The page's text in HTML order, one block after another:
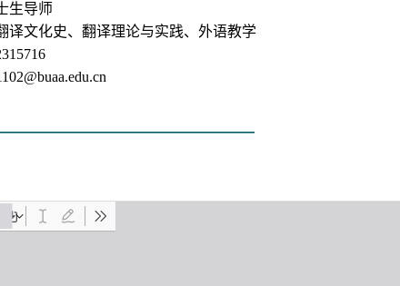
生导师
译文化史、翻译理论与实践、外语教学